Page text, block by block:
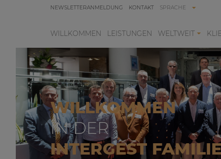
NEWSLETTERANMELDUNG KONTAKT SPRACHE
WILLKOMMEN LEISTUNGEN WELTWEIT
WILLKOMMEN
IN DER
INTERGEST FAMILIE